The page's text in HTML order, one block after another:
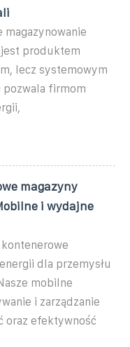
magazynowanie
produktem
lecz systemowym
pozwala firmom
magazyny
i wydajne
dla przemysłu
mobilne
i zarządzanie
oraz efektywność